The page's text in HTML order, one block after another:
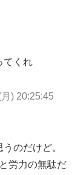
てくれ
) 20:25:45
のだけど。
労力の無駄だ